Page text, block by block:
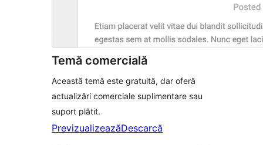
Temă comercială
Această temă este gratuită, dar oferă
actualizări comerciale suplimentare sau
suport plătit.
PrevizualizeazăDescarcă